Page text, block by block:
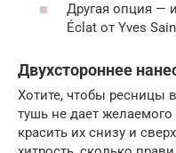
Другая опция —
Éclat от Yves
Двухстороннее
Хотите, чтобы ресницы
тушь не дает желаемого
красить их снизу и